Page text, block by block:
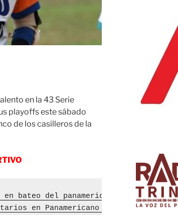
en la 43 Serie
playoffs este sábado
de los casilleros de la
bateo del panamericano de béisbol
en Panamericano de Béisbol